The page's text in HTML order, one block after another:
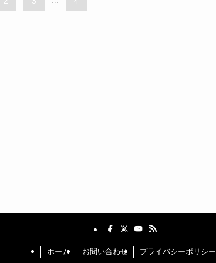
ホーム お問い合わせ プライバシーポリシー